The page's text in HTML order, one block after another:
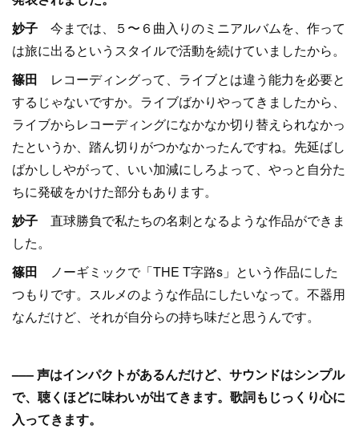
妙子 今までは、５〜６曲入りのミニアルバムを、作って
は旅に出るというスタイルで活動を続けていましたから。
篠田 レコーディングって、ライブとは違う能力を必要と
するじゃないですか。ライブばかりやってきましたから、
ライブからレコーディングになかなか切り替えられなかっ
たというか、踏ん切りがつかなかったんですね。先延ばし
ばかししやがって、いい加減にしろよって、やっと自分た
ちに発破をかけた部分もあります。
妙子 直球勝負で私たちの名刺となるような作品ができま
した。
篠田 ノーギミックで「THE T字路s」という作品にした
つもりです。スルメのような作品にしたいなって。不器用
なんだけど、それが自分らの持ち味だと思うんです。
––– 声はインパクトがあるんだけど、サウンドはシンプル
で、聴くほどに味わいが出てきます。歌詞もじっくり心に
入ってきます。